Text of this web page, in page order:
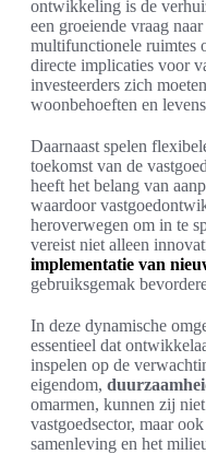
ontwikkeling is de
een groeiende vraag
multifunctionele ruimtes
directe implicaties voor
investeerders zich
woonbehoeften en
Daarnaast spelen
toekomst van de
heeft het belang van
waardoor
heroverwegen om in te
vereist niet alleen
implementatie van
gebruiksgemak
In deze dynamische
essentieel dat
inspelen op de
eigendom,
omarmen, kunnen zij
vastgoedsector, maar
samenleving en het